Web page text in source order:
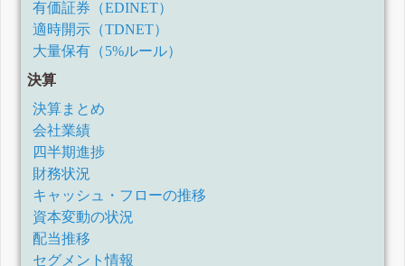
有価証券（EDINET）
適時開示（TDNET）
大量保有（5%ルール）
決算
決算まとめ
会社業績
四半期進捗
財務状況
キャッシュ・フローの推移
資本変動の状況
配当推移
セグメント情報